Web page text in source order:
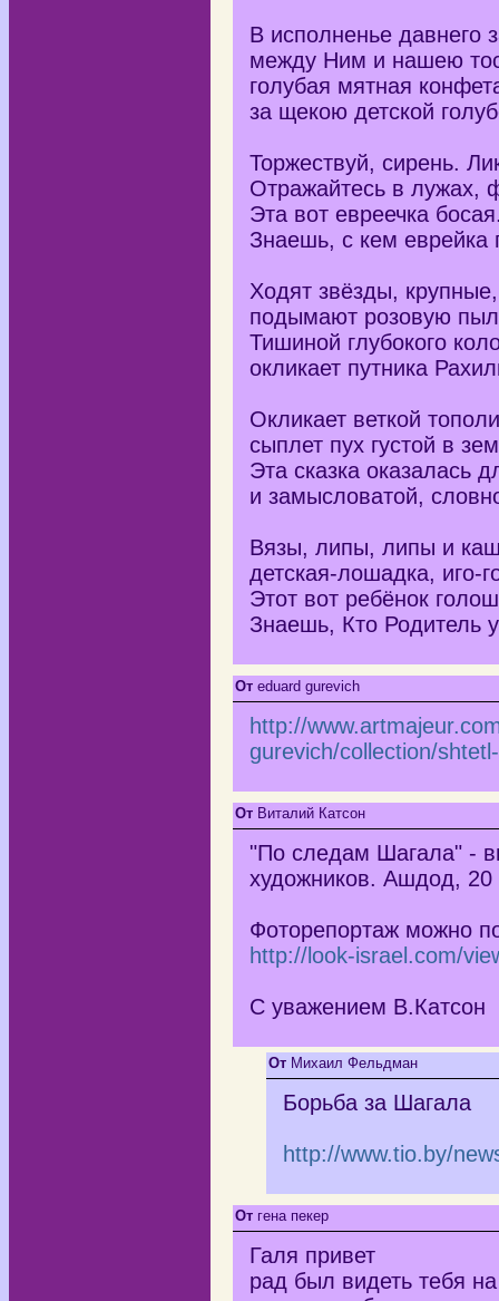
В исполненье давнего
между Ним и нашею
голубая мятная
за щекою детской
Торжествуй, сирень.
Отражайтесь в лужах,
Эта вот евреечка
Знаешь, с кем еврейка
Ходят звёзды,
подымают розовую
Тишиной глубокого
окликает путника
Окликает веткой
сыплет пух густой в
Эта сказка оказалась
и замысловатой,
Вязы, липы, липы и
детская-лошадка, иго-
Этот вот ребёнок
Знаешь, Кто Родитель
От eduard gurevich
http://
gurevich/collection/
От Виталий Катсон
"По следам Шагала" -
художников. Ашдод, 20
Фоторепортаж можно
http://look-israel.com/
С уважением В.Катсон
От Михаил Фельдман
Борьба за Шагала
http://www.tio.by/
От гена пекер
Галя привет
рад был видеть тебя